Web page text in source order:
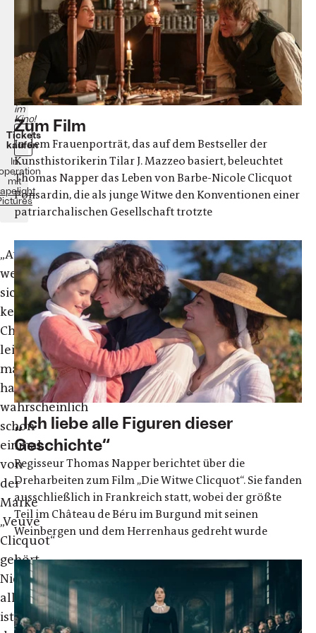
Drama
Minuten
ab
dem
7.
November
im
Kino!
Tickets
kaufen
In
mit
„Auch
wer
sich
keinen
Champagner
leisten
mag,
hat
wahrscheinlich
schon
einmal
von
der
Marke
„Veuve
Clicquot“
gehört.
Nicht
allen
ist
Zum Film
In dem Frauenporträt, das auf dem Bestseller der
Kunsthistorikerin Tilar J. Mazzeo basiert, beleuchtet
Thomas Napper das Leben von Barbe-Nicole Clicquot
Ponsardin, die als junge Witwe den Konventionen einer
patriarchalischen Gesellschaft trotzte
„Ich liebe alle Figuren dieser
Geschichte“
Regisseur Thomas Napper berichtet über die
Dreharbeiten zum Film „Die Witwe Clicquot“. Sie fanden
ausschließlich in Frankreich statt, wobei der größte
Teil im Château de Béru im Burgund mit seinen
Weinbergen und dem Herrenhaus gedreht wurde